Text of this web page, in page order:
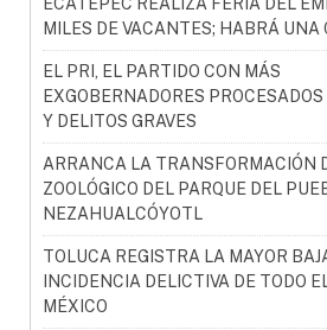
MILES DE VACANTES; HABRÁ UNA
EL PRI, EL PARTIDO CON MÁS
EXGOBERNADORES
Y DELITOS GRAVES
ARRANCA LA TRANSFORMACIÓN
ZOOLÓGICO DEL PARQUE DEL
NEZAHUALCÓYOTL
TOLUCA REGISTRA LA MAYOR
INCIDENCIA DELICTIVA DE TODO
MÉXICO